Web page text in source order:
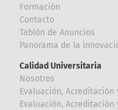
Formación
Contacto
Tablón de Anuncios
Panorama de la
Calidad Universitaria
Nosotros
Evaluación,
Evaluación,